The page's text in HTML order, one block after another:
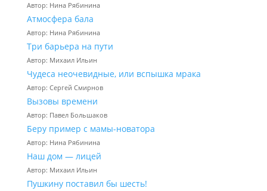
Автор: Нина Рябинина
Атмосфера бала
Автор: Нина Рябинина
Три барьера на пути
Автор: Михаил Ильин
Чудеса неочевидные, или вспышка мрака
Автор: Сергей Смирнов
Вызовы времени
Автор: Павел Большаков
Беру пример с мамы-новатора
Автор: Нина Рябинина
Наш дом — лицей
Автор: Михаил Ильин
Пушкину поставил бы шесть!